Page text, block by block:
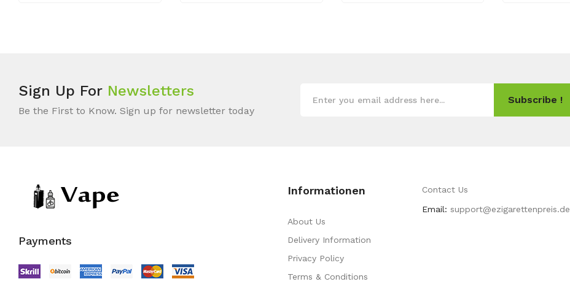
Sign Up For Newsletters
Be the First to Know. Sign up for newsletter today
Subscribe !
Payments
Informationen
About Us
Delivery Information
Privacy Policy
Terms & Conditions
Contact Us
Email: support@ezigarettenpreis.de